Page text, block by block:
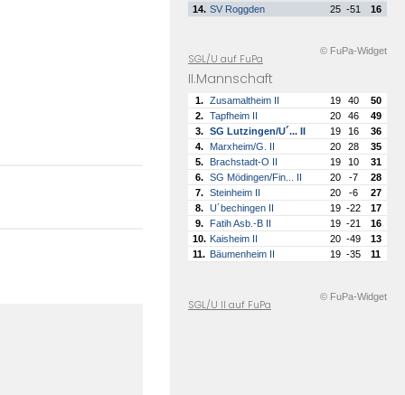
14. SV Roggden 25 -51 16
© FuPa-Widget
SGL/U auf FuPa
II.Mannschaft
1. Zusamaltheim II 19 40
50
2.
Tapfheim II 20 46
49
3.
SG Lutzingen/U´... II 19 16
36
4.
Marxheim/G. II 20 28
35
5.
Brachstadt-O II 19 10
31
6.
SG Mödingen/Fin... II 20 -7
28
7.
Steinheim II 20 -6
27
8.
U´bechingen II 19 -22
17
9.
Fatih Asb.-B II 19 -21
16
10. Kaisheim II 20 -49
13
11. Bäumenheim II 19 -35 11
© FuPa-Widget
SGL/U II auf FuPa